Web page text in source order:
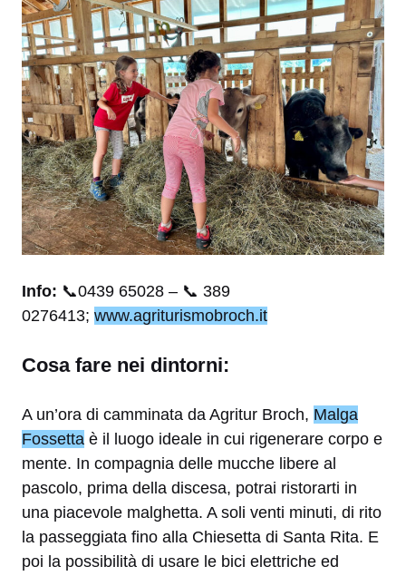
Info: 📞0439 65028 – 📞 389
0276413; www.agriturismobroch.it
Cosa fare nei dintorni:
A un’ora di camminata da Agritur Broch, Malga
Fossetta è il luogo ideale in cui rigenerare corpo e
mente. In compagnia delle mucche libere al
pascolo, prima della discesa, potrai ristorarti in
una piacevole malghetta. A soli venti minuti, di rito
la passeggiata fino alla Chiesetta di Santa Rita. E
poi la possibilità di usare le bici elettriche ed